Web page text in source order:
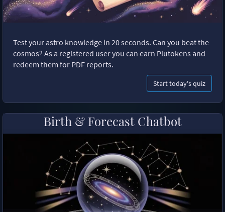
Test your astro knowledge in 20 seconds. Can you beat the
cosmos? As a registered user you can earn Plutokens and
redeem them for PDF reports.
Start today's quiz
Birth & Forecast Chatbot